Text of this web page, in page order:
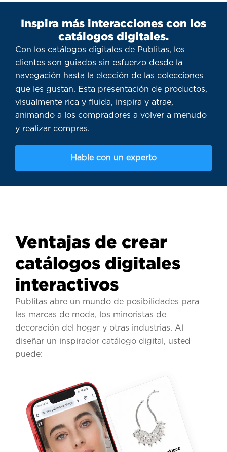
Inspira más interacciones con los
catálogos digitales.
Con los catálogos digitales de Publitas, los
clientes son guiados sin esfuerzo desde la
navegación hasta la elección de las colecciones
que les gustan. Esta presentación de productos,
visualmente rica y fluida, inspira y atrae,
animando a los compradores a volver a menudo
y realizar compras.
Hable con un experto
Ventajas de crear
catálogos digitales
interactivos
Publitas abre un mundo de posibilidades para
las marcas de moda, los minoristas de
decoración del hogar y otras industrias. Al
diseñar un inspirador catálogo digital, usted
puede: